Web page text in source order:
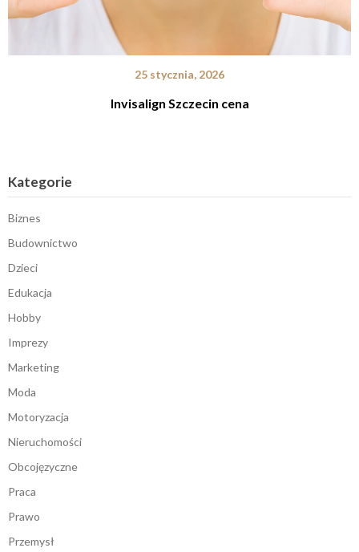
25 stycznia, 2026
Invisalign Szczecin cena
Kategorie
Biznes
Budownictwo
Dzieci
Edukacja
Hobby
Imprezy
Marketing
Moda
Motoryzacja
Nieruchomości
Obcojęzyczne
Praca
Prawo
Przemysł